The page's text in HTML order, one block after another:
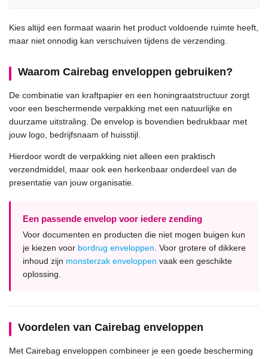
Kies altijd een formaat waarin het product voldoende ruimte heeft,
maar niet onnodig kan verschuiven tijdens de verzending.
Waarom Cairebag enveloppen gebruiken?
De combinatie van kraftpapier en een honingraatstructuur zorgt
voor een beschermende verpakking met een natuurlijke en
duurzame uitstraling. De envelop is bovendien bedrukbaar met
jouw logo, bedrijfsnaam of huisstijl.
Hierdoor wordt de verpakking niet alleen een praktisch
verzendmiddel, maar ook een herkenbaar onderdeel van de
presentatie van jouw organisatie.
Een passende envelop voor iedere zending
Voor documenten en producten die niet mogen buigen kun
je kiezen voor bordrug enveloppen. Voor grotere of dikkere
inhoud zijn monsterzak enveloppen vaak een geschikte
oplossing.
Voordelen van Cairebag enveloppen
Met Cairebag enveloppen combineer je een goede bescherming